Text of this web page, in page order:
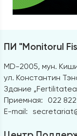
ПИ "Monitorul
MD-2005, мун.
ул. Константин
Здание
Приемная:
022
E-mail: